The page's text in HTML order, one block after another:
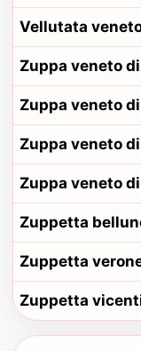
Zuppa veneto